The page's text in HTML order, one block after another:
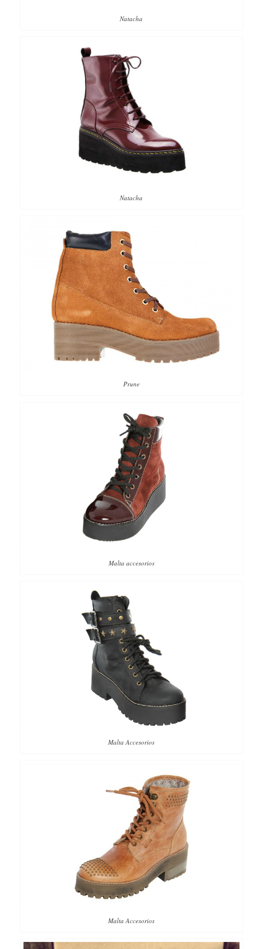
Natacha
Natacha
Prune
Malta accesorios
Malta Accesorios
Malta Accesorios